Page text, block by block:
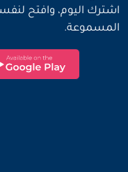
اشترك اليوم، وافتح
المسموعة.